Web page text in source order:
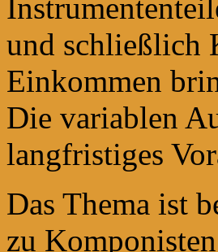
und schließlich
Einkommen
Die variablen
langfristiges
Das Thema ist
zu